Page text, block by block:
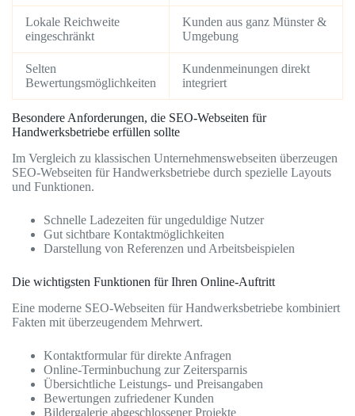
Lokale Reichweite
eingeschränkt
Kunden aus ganz Münster &
Umgebung
Selten
Bewertungsmöglichkeiten
Kundenmeinungen direkt
integriert
Besondere Anforderungen, die SEO-Webseiten für
Handwerksbetriebe erfüllen sollte
Im Vergleich zu klassischen Unternehmenswebseiten überzeugen
SEO-Webseiten für Handwerksbetriebe durch spezielle Layouts
und Funktionen.
Schnelle Ladezeiten für ungeduldige Nutzer
Gut sichtbare Kontaktmöglichkeiten
Darstellung von Referenzen und Arbeitsbeispielen
Die wichtigsten Funktionen für Ihren Online-Auftritt
Eine moderne SEO-Webseiten für Handwerksbetriebe kombiniert
Fakten mit überzeugendem Mehrwert.
Kontaktformular für direkte Anfragen
Online-Terminbuchung zur Zeitersparnis
Übersichtliche Leistungs- und Preisangaben
Bewertungen zufriedener Kunden
Bildergalerie abgeschlossener Projekte